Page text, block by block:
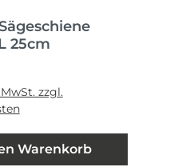
Sägeschiene
25cm
Preis:
zzgl.
Warenkorb